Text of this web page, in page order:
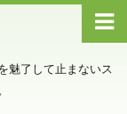
魅了して止まないス